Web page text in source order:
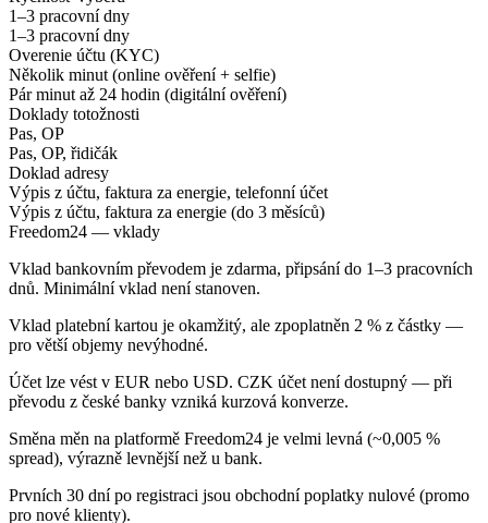
1–3 pracovní dny
1–3 pracovní dny
Overenie účtu (KYC)
Několik minut (online ověření + selfie)
Pár minut až 24 hodin (digitální ověření)
Doklady totožnosti
Pas, OP
Pas, OP, řidičák
Doklad adresy
Výpis z účtu, faktura za energie, telefonní účet
Výpis z účtu, faktura za energie (do 3 měsíců)
Freedom24 — vklady
Vklad bankovním převodem je zdarma, připsání do 1–3 pracovních
dnů. Minimální vklad není stanoven.
Vklad platební kartou je okamžitý, ale zpoplatněn 2 % z částky —
pro větší objemy nevýhodné.
Účet lze vést v EUR nebo USD. CZK účet není dostupný — při
převodu z české banky vzniká kurzová konverze.
Směna měn na platformě Freedom24 je velmi levná (~0,005 %
spread), výrazně levnější než u bank.
Prvních 30 dní po registraci jsou obchodní poplatky nulové (promo
pro nové klienty).